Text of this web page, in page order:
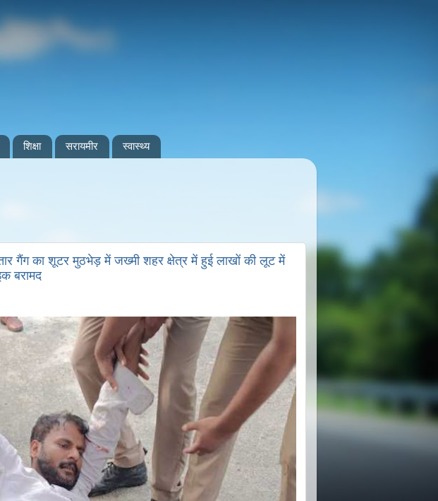
शिक्षा सरायमीर स्वास्थ्य
गैंग का शूटर मुठभेड़ में जख्मी शहर क्षेत्र में हुई लाखों की लूट में
बरामद